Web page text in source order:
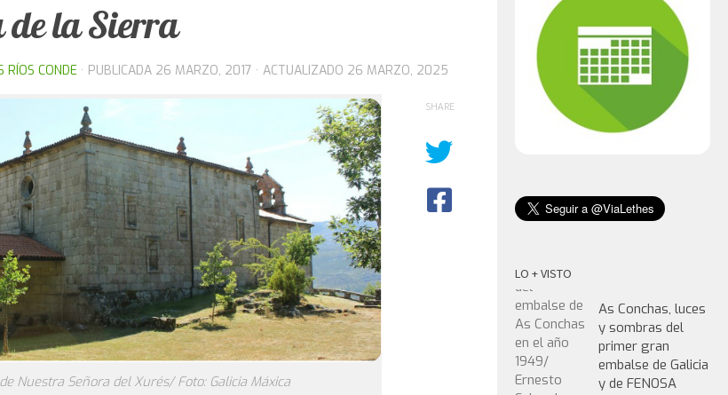
de la Sierra
RÍOS CONDE · PUBLICADA 26 MARZO, 2017 · ACTUALIZADO 26 MARZO, 2025
Nuestra Señora del Xurés/ Foto: Galicia Máxica
SHARE
LO + VISTO
As Conchas, luces
y sombras del
primer gran
embalse de Galicia
y de FENOSA